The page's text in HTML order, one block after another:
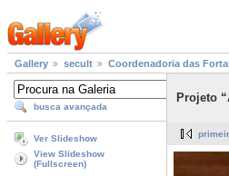
Gallery secult Coordenadoria das
busca avançada
Ver Slideshow
View Slideshow
(Fullscreen)
Projeto